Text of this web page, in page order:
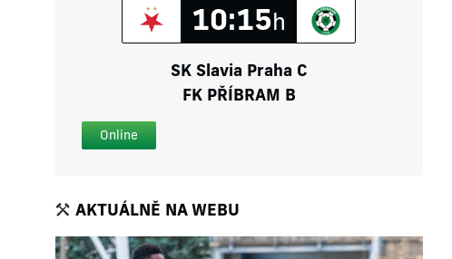
10:15h
SK Slavia Praha C
FK PŘÍBRAM B
Online
AKTUÁLNĚ NA WEBU